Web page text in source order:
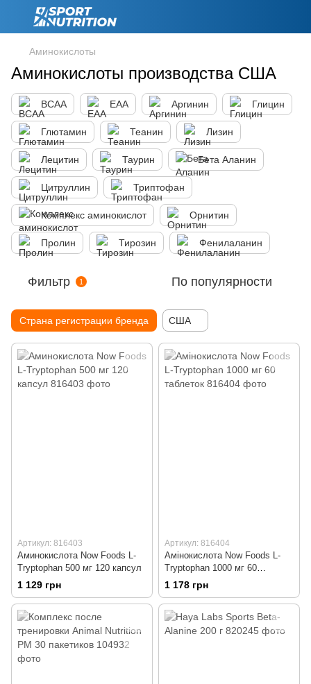
Аминокислоты
Аминокислоты производства США
BCAA EAA Аргинин Глицин
Глютамин Теанин Лизин
Лецитин Таурин Бета Аланин
Цитруллин Триптофан
Комплекс аминокислот Орнитин
Пролин Тирозин Фенилаланин
Фильтр 1 По популярности
Страна регистрации бренда США
Артикул: 816403
Аминокислота Now Foods L-
Tryptophan 500 мг 120 капсул
1 129 грн
Артикул: 816404
Амінокислота Now Foods L-
Tryptophan 1000 мг 60
таблеток
1 178 грн